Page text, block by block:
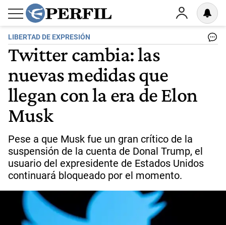
LIBERTAD DE EXPRESIÓN
Twitter cambia: las
nuevas medidas que
llegan con la era de Elon
Musk
Pese a que Musk fue un gran crítico de la
suspensión de la cuenta de Donal Trump, el
usuario del expresidente de Estados Unidos
continuará bloqueado por el momento.